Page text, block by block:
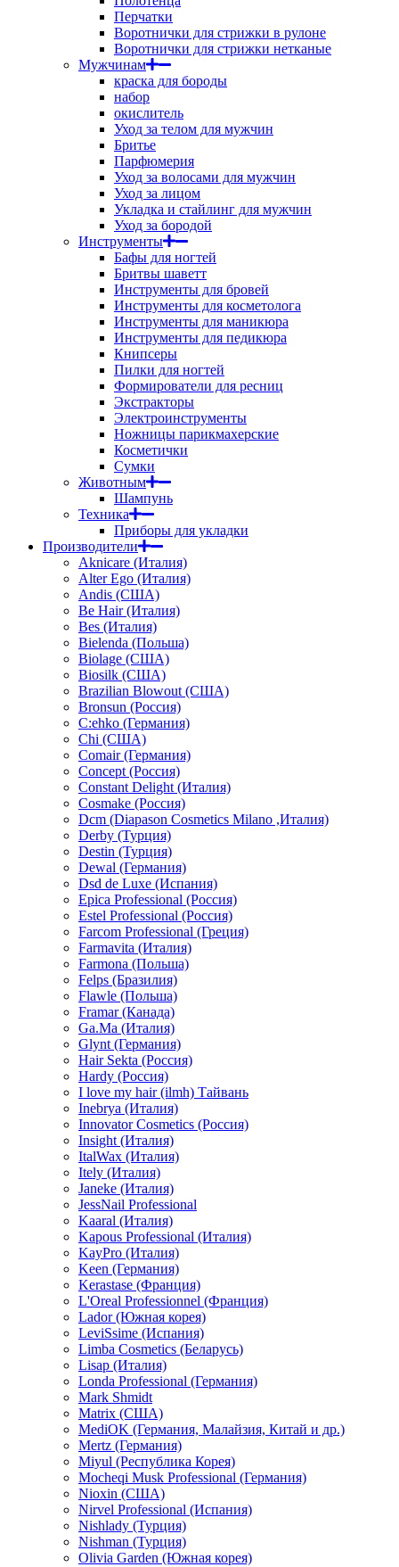
Перчатки
Воротнички для стрижки в рулоне
Воротнички для стрижки нетканые
Мужчинам
краска для бороды
набор
окислитель
Уход за телом для мужчин
Бритье
Парфюмерия
Уход за волосами для мужчин
Уход за лицом
Укладка и стайлинг для мужчин
Уход за бородой
Инструменты
Бафы для ногтей
Бритвы шаветт
Инструменты для бровей
Инструменты для косметолога
Инструменты для маникюра
Инструменты для педикюра
Книпсеры
Пилки для ногтей
Формирователи для ресниц
Экстракторы
Электроинструменты
Ножницы парикмахерские
Косметички
Сумки
Животным
Шампунь
Техника
Приборы для укладки
Производители
Aknicare (Италия)
Alter Ego (Италия)
Andis (США)
Be Hair (Италия)
Bes (Италия)
Bielenda (Польша)
Biolage (США)
Biosilk (США)
Brazilian Blowout (США)
Bronsun (Россия)
C:ehko (Германия)
Chi (США)
Comair (Германия)
Concept (Россия)
Constant Delight (Италия)
Cosmake (Россия)
Dcm (Diapason Cosmetics Milano ,Италия)
Derby (Турция)
Destin (Турция)
Dewal (Германия)
Dsd de Luxe (Испания)
Epica Professional (Россия)
Estel Professional (Россия)
Farcom Professional (Греция)
Farmavita (Италия)
Farmona (Польша)
Felps (Бразилия)
Flawle (Польша)
Framar (Канада)
Ga.Ma (Италия)
Glynt (Германия)
Hair Sekta (Россия)
Hardy (Россия)
I love my hair (ilmh) Тайвань
Inebrya (Италия)
Innovator Cosmetics (Россия)
Insight (Италия)
ItalWax (Италия)
Itely (Италия)
Janeke (Италия)
JessNail Professional
Kaaral (Италия)
Kapous Professional (Италия)
KayPro (Италия)
Keen (Германия)
Kerastase (Франция)
L'Oreal Professionnel (Франция)
Lador (Южная корея)
LeviSsime (Испания)
Limba Cosmetics (Беларусь)
Lisap (Италия)
Londa Professional (Германия)
Mark Shmidt
Matrix (США)
MediOK (Германия, Малайзия, Китай и др.)
Mertz (Германия)
Miyul (Республика Корея)
Mocheqi Musk Professional (Германия)
Nioxin (США)
Nirvel Professional (Испания)
Nishlady (Турция)
Nishman (Турция)
Olivia Garden (Южная корея)